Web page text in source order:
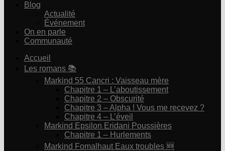
Blog
Actualité
Événement
On en parle
Communauté
Accueil
Les romans 📚
Markind 55 Cancri : Vaisseau mère
Chapitre 1 – L’aboutissement
Chapitre 2 – Obscurité
Chapitre 3 – Alpha ! Vous me recevez ?
Chapitre 4 – L’éveil
Markind Epsilon Eridani Poussières
Chapitre 1 – Hurlements
Markind Fomalhaut Eaux troubles 🆕